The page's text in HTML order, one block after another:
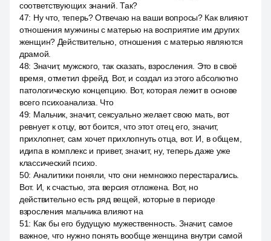
соответствующих знаний. Так?
47: Ну что, теперь? Отвечаю на ваши вопросы? Как влияют
отношения мужчины с матерью на восприятие им других
женщин? Действительно, отношения с матерью являются
драмой.
48: Значит, мужского, так сказать, взросления. Это в своё
время, отметил фрейд. Вот, и создал из этого абсолютно
патологическую концепцию. Вот, которая лежит в основе
всего психоанализа. Что
49: Мальчик, значит, сексуально желает свою мать, вот
ревнует к отцу, вот боится, что этот отец его, значит,
прихлопнет, сам хочет прихлопнуть отца, вот. И, в общем,
идипа в комплекс и привет, значит, ну, теперь даже уже
классический психо.
50: Аналитики поняли, что они немножко перестарались.
Вот. И, к счастью, эта версия отложена. Вот, но
действительно есть ряд вещей, которые в периоде
взросления мальчика влияют на
51: Как бы его будущую мужественность. Значит, самое
важное, что нужно понять вообще женщина внутри самой